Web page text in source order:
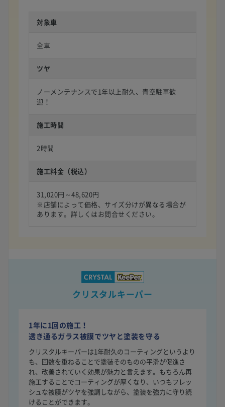
対象車
全車
ツヤ
ノーメンテナンスで1年以上耐久、青空駐車歓
迎！
施工時間
2時間
施工料金（税込）
31,020円～48,620円
※店舗によって価格、サイズ分けが異なる場合が
あります。詳しくはお問合せください。
クリスタルキーパー
1年に1回の施工！
透き通るガラス被膜でツヤと塗装を守る
クリスタルキーパーは1年耐久のコーティングというより
も、回数を重ねることで塗装そのものの平滑が促進さ
れ、改善されていく効果が魅力と言えます。もちろん再
施工することでコーティングが厚くなり、いつもフレッ
シュな被膜がツヤを強調しながら、塗装を強力に守り続
けることができます。